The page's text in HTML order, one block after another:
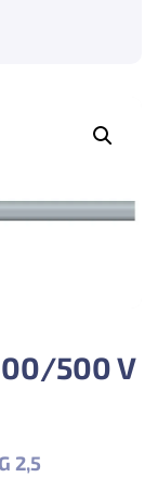
500 V
2,5